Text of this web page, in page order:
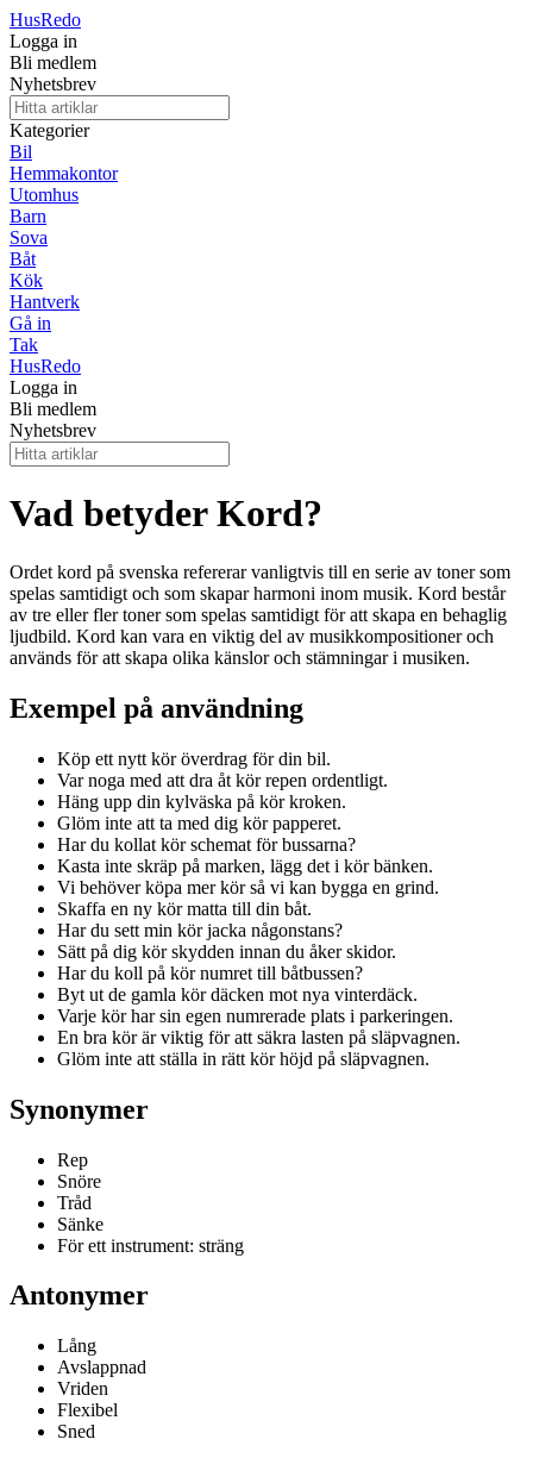
HusRedo
Logga in
Bli medlem
Nyhetsbrev
Kategorier
Bil
Hemmakontor
Utomhus
Barn
Sova
Båt
Kök
Hantverk
Gå in
Tak
HusRedo
Logga in
Bli medlem
Nyhetsbrev
Vad betyder Kord?
Ordet kord på svenska refererar vanligtvis till en serie av toner som
spelas samtidigt och som skapar harmoni inom musik. Kord består
av tre eller fler toner som spelas samtidigt för att skapa en behaglig
ljudbild. Kord kan vara en viktig del av musikkompositioner och
används för att skapa olika känslor och stämningar i musiken.
Exempel på användning
Köp ett nytt kör överdrag för din bil.
Var noga med att dra åt kör repen ordentligt.
Häng upp din kylväska på kör kroken.
Glöm inte att ta med dig kör papperet.
Har du kollat kör schemat för bussarna?
Kasta inte skräp på marken, lägg det i kör bänken.
Vi behöver köpa mer kör så vi kan bygga en grind.
Skaffa en ny kör matta till din båt.
Har du sett min kör jacka någonstans?
Sätt på dig kör skydden innan du åker skidor.
Har du koll på kör numret till båtbussen?
Byt ut de gamla kör däcken mot nya vinterdäck.
Varje kör har sin egen numrerade plats i parkeringen.
En bra kör är viktig för att säkra lasten på släpvagnen.
Glöm inte att ställa in rätt kör höjd på släpvagnen.
Synonymer
Rep
Snöre
Tråd
Sänke
För ett instrument: sträng
Antonymer
Lång
Avslappnad
Vriden
Flexibel
Sned